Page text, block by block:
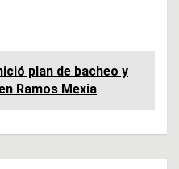
plan de bacheo y
Ramos Mexia